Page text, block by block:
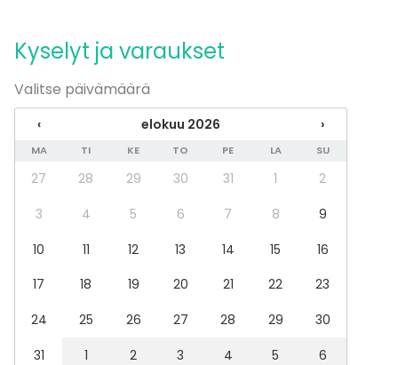
Elämys / aktiviteetti
Pikkujoulut
Tilatyypit
Ravintola
Baari
Kyselyt ja varaukset
Valitse päivämäärä
‹ elokuu 2026 ›
MA TI KE TO PE LA SU
27 28 29 30 31 1
2
3
4 5 6 7 8
9
10
11 12 13 14 15
16
17
18 19 20 21 22
23
24
25 26 27 28 29
30
31
1 2 3 4 5 6